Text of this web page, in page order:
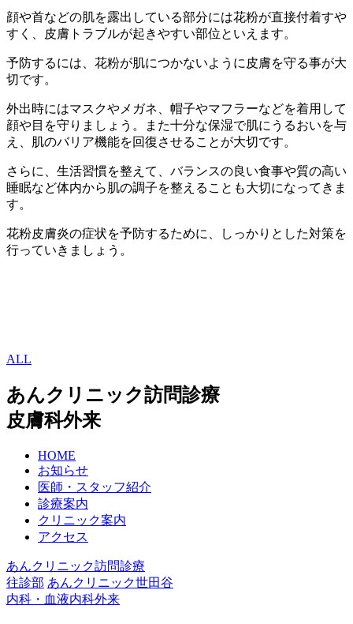
顔や首などの肌を露出している部分には花粉が直接付着すや
すく、皮膚トラブルが起きやすい部位といえます。
予防するには、花粉が肌につかないように皮膚を守る事が大
切です。
外出時にはマスクやメガネ、帽子やマフラーなどを着用して
顔や目を守りましょう。また十分な保湿で肌にうるおいを与
え、肌のバリア機能を回復させることが大切です。
さらに、生活習慣を整えて、バランスの良い食事や質の高い
睡眠など体内から肌の調子を整えることも大切になってきま
す。
花粉皮膚炎の症状を予防するために、しっかりとした対策を
行っていきましょう。
ALL
あんクリニック訪問診療
皮膚科外来
HOME
お知らせ
医師・スタッフ紹介
診療案内
クリニック案内
アクセス
あんクリニック訪問診療
往診部 あんクリニック世田谷
内科・血液内科外来